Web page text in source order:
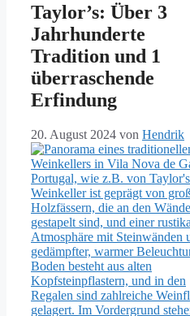
Taylor’s: Über 3
Jahrhunderte
Tradition und 1
überraschende
Erfindung
20. August 2024 von Hendrik